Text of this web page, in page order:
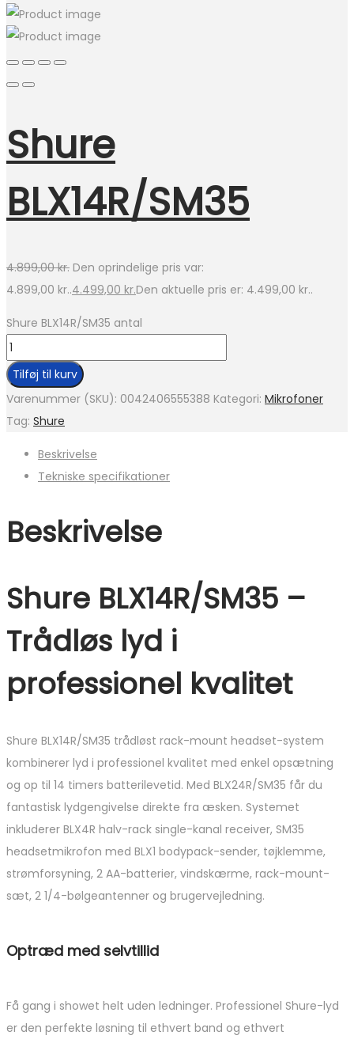
Shure
BLX14R/SM35
4.899,00kr. Den oprindelige pris var:
4.899,00 kr..4.499,00 kr.Den aktuelle pris er: 4.499,00 kr..
Shure BLX14R/SM35 antal
Tilføj til kurv
Varenummer (SKU): 0042406555388 Kategori: Mikrofoner
Tag: Shure
Beskrivelse
Tekniske specifikationer
Beskrivelse
Shure BLX14R/SM35 –
Trådløs lyd i
professionel kvalitet
Shure BLX14R/SM35 trådløst rack-mount headset-system
kombinerer lyd i professionel kvalitet med enkel opsætning
og op til 14 timers batterilevetid. Med BLX24R/SM35 får du
fantastisk lydgengivelse direkte fra æsken. Systemet
inkluderer BLX4R halv-rack single-kanal receiver, SM35
headsetmikrofon med BLX1 bodypack-sender, tøjklemme,
strømforsyning, 2 AA-batterier, vindskærme, rack-mount-
sæt, 2 1/4-bølgeantenner og brugervejledning.
Optræd med selvtillid
Få gang i showet helt uden ledninger. Professionel Shure-lyd
er den perfekte løsning til ethvert band og ethvert